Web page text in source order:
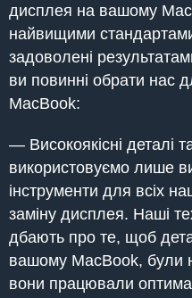
дисплея на вашому
найвищими
задоволені
ви повинні обрати нас
MacBook:
— Високоякісні деталі
використовуємо лише
інструменти для всіх
заміну дисплея. Наші
дбають про те, щоб
вашому MacBook, були
вони працювали